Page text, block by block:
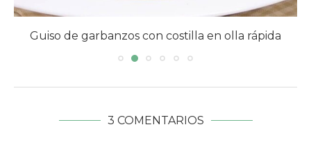
Guiso de garbanzos con costilla en olla rápida
3 COMENTARIOS